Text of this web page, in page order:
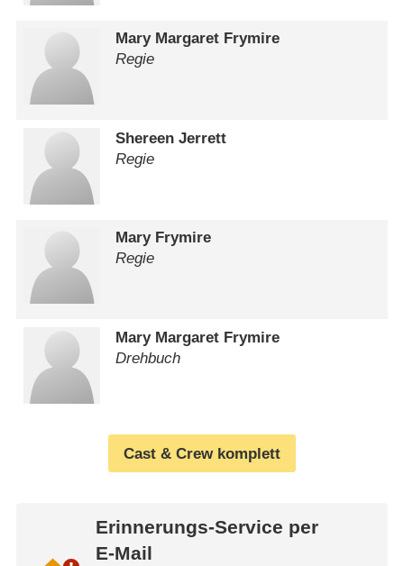
Mary Margaret Frymire
Regie
Shereen Jerrett
Regie
Mary Frymire
Regie
Mary Margaret Frymire
Drehbuch
Cast & Crew komplett
Erinnerungs-Service per
E-Mail